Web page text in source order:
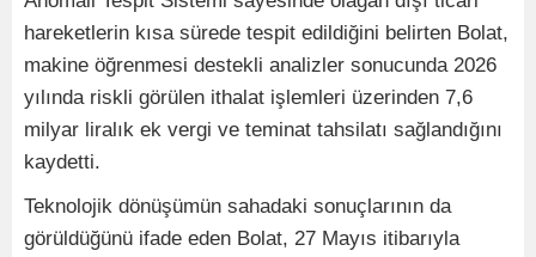
hareketlerin kısa sürede tespit edildiğini belirten Bolat,
makine öğrenmesi destekli analizler sonucunda 2026
yılında riskli görülen ithalat işlemleri üzerinden 7,6
milyar liralık ek vergi ve teminat tahsilatı sağlandığını
kaydetti.
Teknolojik dönüşümün sahadaki sonuçlarının da
görüldüğünü ifade eden Bolat, 27 Mayıs itibarıyla